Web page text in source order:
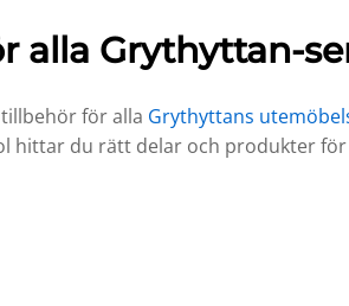
alla Grythyttan-
för alla Grythyttans
hittar du rätt delar och produkter